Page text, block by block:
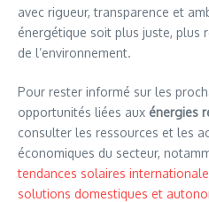
avec rigueur, transparence et
énergétique soit plus juste, plus
de l’environnement.
Pour rester informé sur les
opportunités liées aux énergies
consulter les ressources et les
économiques du secteur,
tendances solaires
solutions domestiques et